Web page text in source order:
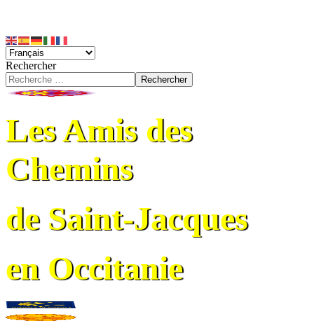
Rechercher
Rechercher
Les Amis des
Chemins
de Saint-Jacques
en Occitanie